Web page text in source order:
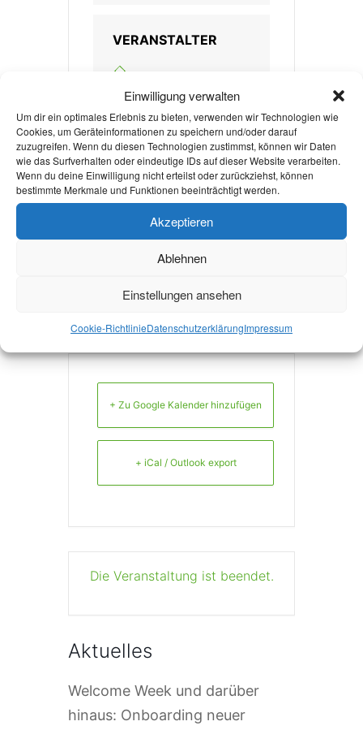
Einwilligung verwalten
Um dir ein optimales Erlebnis zu bieten, verwenden wir Technologien wie
Cookies, um Geräteinformationen zu speichern und/oder darauf
zuzugreifen. Wenn du diesen Technologien zustimmst, können wir Daten
wie das Surfverhalten oder eindeutige IDs auf dieser Website verarbeiten.
Wenn du deine Einwilligung nicht erteilst oder zurückziehst, können
bestimmte Merkmale und Funktionen beeinträchtigt werden.
Akzeptieren
Ablehnen
Einstellungen ansehen
Cookie-RichtlinieDatenschutzerklärungImpressum
VERANSTALTER
REKTORATSSTABSSTELLE -
INTEGRATION TEAM, HUMAN
RESOURCES, GENDER AND
DIVERSITY MANAGEMENT
(IGAD)
WEBSITE
+ Zu Google Kalender hinzufügen
+ iCal / Outlook export
Die Veranstaltung ist beendet.
Aktuelles
Welcome Week und darüber
hinaus: Onboarding neuer